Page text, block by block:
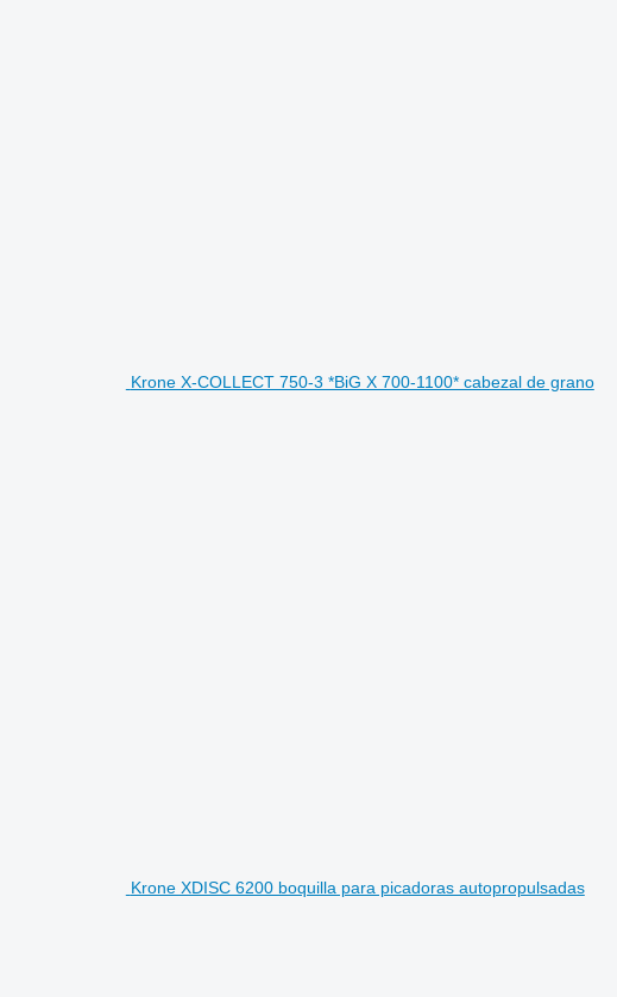
Krone X-COLLECT 750-3 *BiG X 700-1100* cabezal de grano
Krone XDISC 6200 boquilla para picadoras autopropulsadas